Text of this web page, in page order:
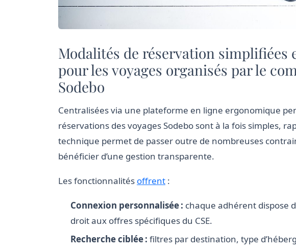
Modalités de réservation simplifiées
pour les voyages organisés par le
Sodebo
Centralisées via une plateforme en ligne ergonomique
réservations des voyages Sodebo sont à la fois simples,
technique permet de passer outre de nombreuses
bénéficier d’une gestion transparente.
Les fonctionnalités offrent :
Connexion personnalisée : chaque adhérent dispose
droit aux offres spécifiques du CSE.
Recherche ciblée : filtres par destination, type